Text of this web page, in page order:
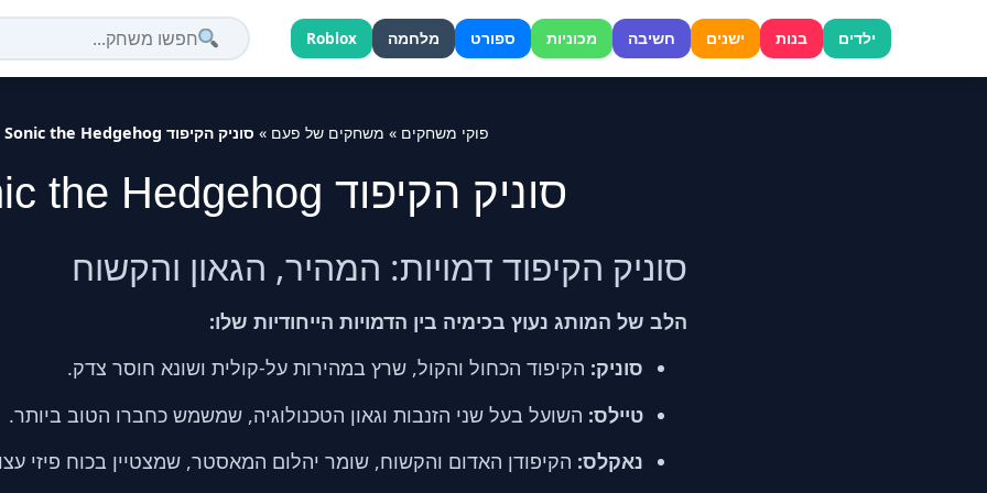
ילדים בנות ישנים חשיבה מכוניות ספורט מלחמה Roblox
פוקי משחקים » משחקים של פעם » סוניק הקיפוד Sonic the Hedgehog
סוניק הקיפוד Sonic the Hedgehog
סוניק הקיפוד דמויות: המהיר, הגאון והקשוח
הלב של המותג נעוץ בכימיה בין הדמויות הייחודיות שלו:
סוניק: הקיפוד הכחול והקול, שרץ במהירות על-קולית ושונא חוסר צדק.
טיילס: השועל בעל שני הזנבות וגאון הטכנולוגיה, שמשמש כחברו הטוב ביותר.
נאקלס: הקיפודן האדום והקשוח, שומר יהלום המאסטר, שמצטיין בכוח פיזי